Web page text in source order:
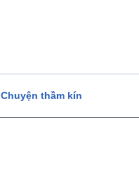
Chuyện thầm kín